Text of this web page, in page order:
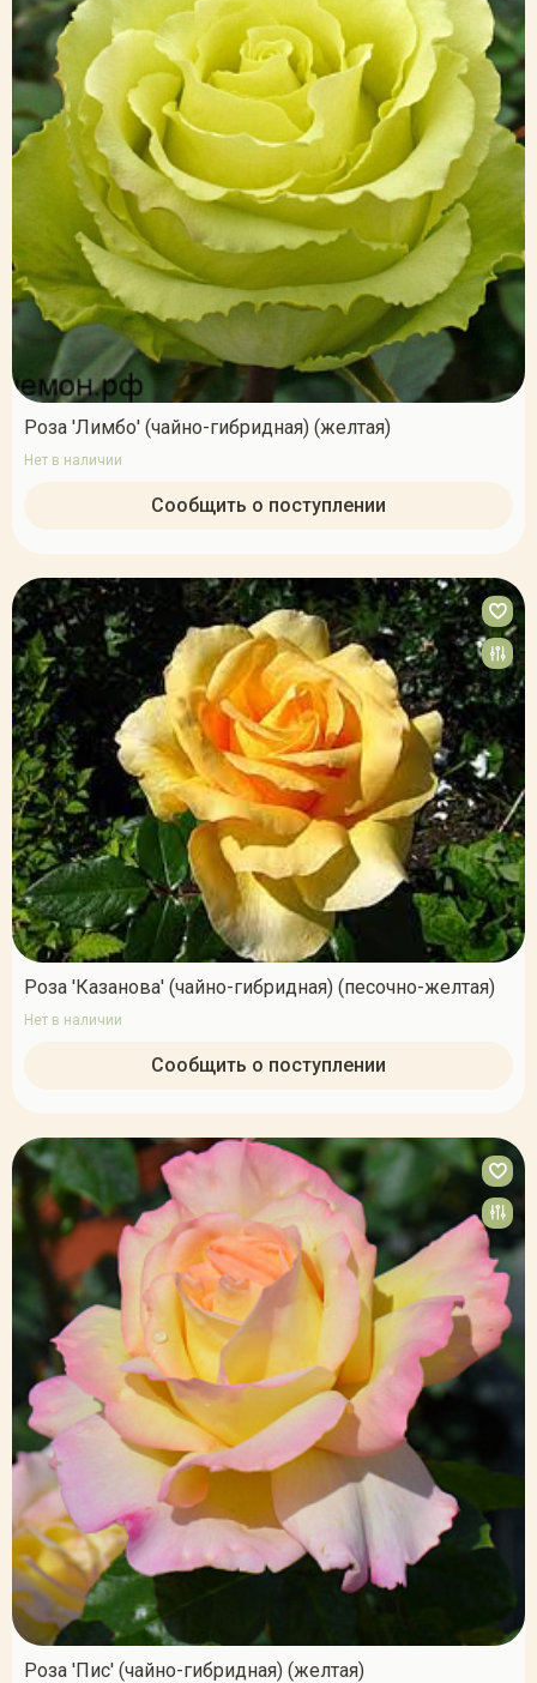
Роза 'Лимбо' (чайно-гибридная) (желтая)
Нет в наличии
Сообщить о поступлении
Роза 'Казанова' (чайно-гибридная) (песочно-желтая)
Нет в наличии
Сообщить о поступлении
Роза 'Пис' (чайно-гибридная) (желтая)